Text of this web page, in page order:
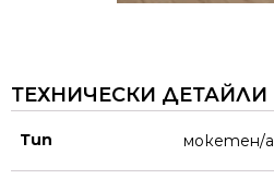
ТЕХНИЧЕСКИ ДЕТАЙЛИ
Тип мокетен/а